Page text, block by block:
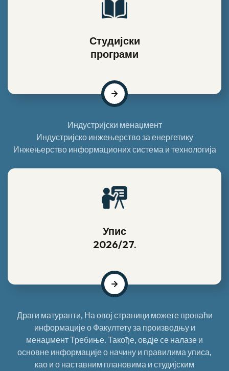
Студијски
програми
Индустријски менаџмент
Индустријско инжењерство за енергетику
Инжењерство информационих система и технологија
Упис
2026/27.
Драги матуранти, На овој страници можете пронаћи
информације о Факултету за производњу и
менаџмент Требиње. Такође, овдје се налазе и
основне информације о начину и правилима уписа,
као и о наставним плановима и студијским